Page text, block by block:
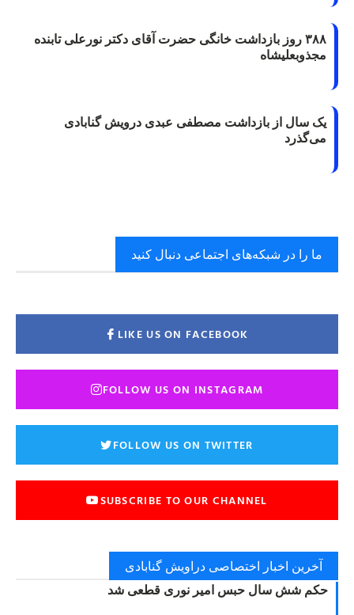
۳۸۸ روز بازداشت خانگی حضرت آقای دکتر نورعلی تابنده
مجذوبعلیشاه
یک سال از بازداشت مصطفی عبدی درویش گنابادی
می‌گذرد
ما را در شبکه‌های اجتماعی دنبال کنید
LIKE US ON FACEBOOK
FOLLOW US ON INSTAGRAM
FOLLOW US ON TWITTER
SUBSCRIBE TO OUR CHANNEL
آخرین اخبار اختصاصی دراویش گنابادی
حکم شش سال حبس امیر نوری قطعی شد